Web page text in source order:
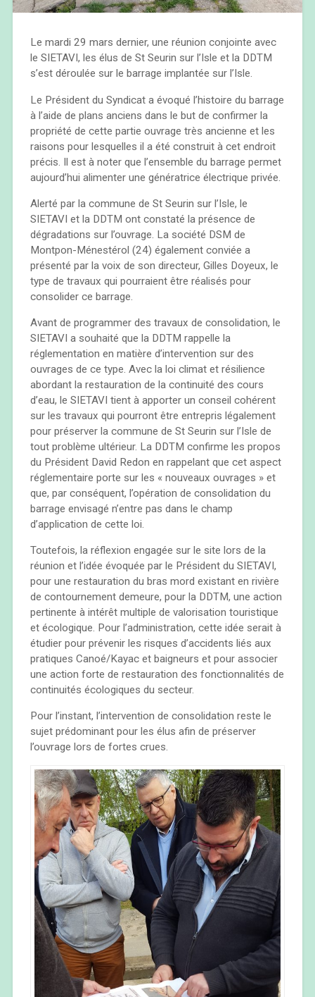
Le mardi 29 mars dernier, une réunion conjointe avec
le SIETAVI, les élus de St Seurin sur l’Isle et la DDTM
s’est déroulée sur le barrage implantée sur l’Isle.
Le Président du Syndicat a évoqué l’histoire du barrage
à l’aide de plans anciens dans le but de confirmer la
propriété de cette partie ouvrage très ancienne et les
raisons pour lesquelles il a été construit à cet endroit
précis. Il est à noter que l’ensemble du barrage permet
aujourd’hui alimenter une génératrice électrique privée.
Alerté par la commune de St Seurin sur l’Isle, le
SIETAVI et la DDTM ont constaté la présence de
dégradations sur l’ouvrage. La société DSM de
Montpon-Ménestérol (24) également conviée a
présenté par la voix de son directeur, Gilles Doyeux, le
type de travaux qui pourraient être réalisés pour
consolider ce barrage.
Avant de programmer des travaux de consolidation, le
SIETAVI a souhaité que la DDTM rappelle la
réglementation en matière d’intervention sur des
ouvrages de ce type. Avec la loi climat et résilience
abordant la restauration de la continuité des cours
d’eau, le SIETAVI tient à apporter un conseil cohérent
sur les travaux qui pourront être entrepris légalement
pour préserver la commune de St Seurin sur l’Isle de
tout problème ultérieur. La DDTM confirme les propos
du Président David Redon en rappelant que cet aspect
réglementaire porte sur les « nouveaux ouvrages » et
que, par conséquent, l’opération de consolidation du
barrage envisagé n’entre pas dans le champ
d’application de cette loi.
Toutefois, la réflexion engagée sur le site lors de la
réunion et l’idée évoquée par le Président du SIETAVI,
pour une restauration du bras mord existant en rivière
de contournement demeure, pour la DDTM, une action
pertinente à intérêt multiple de valorisation touristique
et écologique. Pour l’administration, cette idée serait à
étudier pour prévenir les risques d’accidents liés aux
pratiques Canoé/Kayac et baigneurs et pour associer
une action forte de restauration des fonctionnalités de
continuités écologiques du secteur.
Pour l’instant, l’intervention de consolidation reste le
sujet prédominant pour les élus afin de préserver
l’ouvrage lors de fortes crues.